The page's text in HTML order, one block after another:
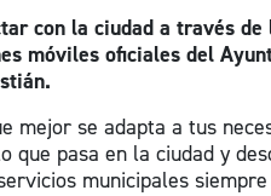
con la ciudad a través de
móviles oficiales del
mejor se adapta a tus
que pasa en la ciudad y
municipales